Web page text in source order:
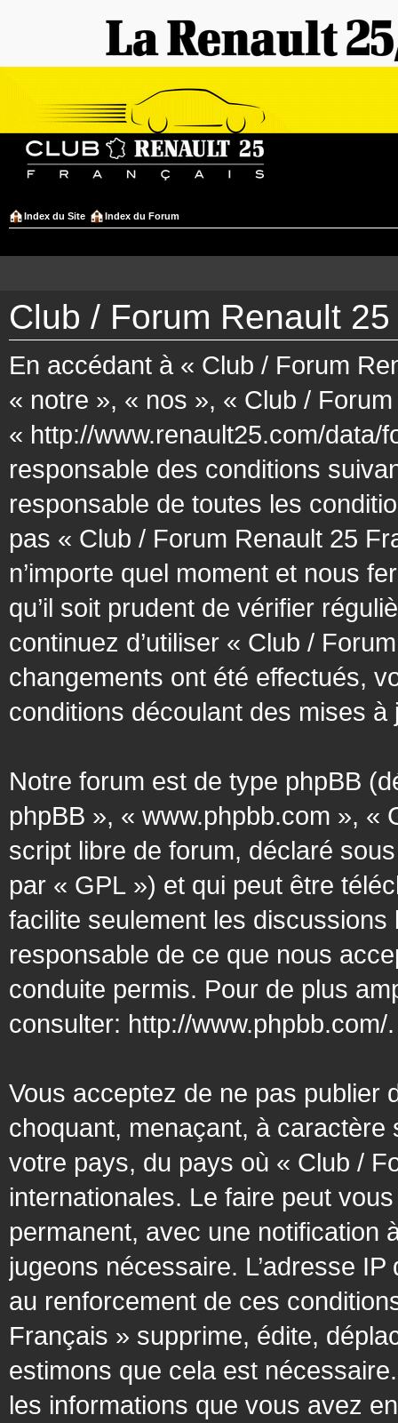
Index du Site Index du Forum
Club / Forum Renault
En accédant à « Club / Forum
« notre », « nos », « Club /
« http://www.renault25.com/data/
responsable des conditions
responsable de toutes les
pas « Club / Forum Renault 25
n’importe quel moment et nous
qu’il soit prudent de vérifier
continuez d’utiliser « Club /
changements ont été effectués,
conditions découlant des mises
Notre forum est de type phpBB
phpBB », « www.phpbb.com », «
script libre de forum, déclaré
par « GPL ») et qui peut être
facilite seulement les
responsable de ce que nous
conduite permis. Pour de plus
consulter: http://www.phpbb.com/.
Vous acceptez de ne pas publier
choquant, menaçant, à
votre pays, du pays où « Club /
internationales. Le faire peut
permanent, avec une notification
jugeons nécessaire. L’adresse
au renforcement de ces
Français » supprime, édite,
estimons que cela est
les informations que vous avez